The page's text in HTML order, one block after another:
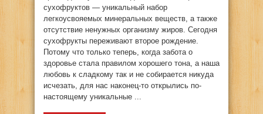
сухофруктов — уникальный набор
легкоусвояемых минеральных веществ, а также
отсутствие ненужных организму жиров. Сегодня
сухофрукты переживают второе рождение.
Потому что только теперь, когда забота о
здоровье стала правилом хорошего тона, а наша
любовь к сладкому так и не собирается никуда
исчезать, для нас наконец-то открылись по-
настоящему уникальные ...